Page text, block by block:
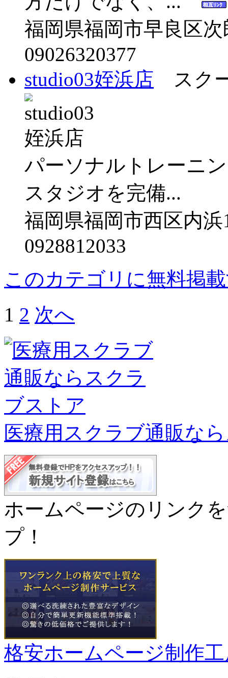
福岡県福岡市早良区次
09026320377
studio03姪浜店 スク
パーソナルトレーニ
スタジオを完備...
福岡県福岡市西区内浜
0928812033
このカテゴリに無料掲
1 2 次へ
医療用スクラブ通販な
ホームページのリンク
プ！
格安ホームページ制作